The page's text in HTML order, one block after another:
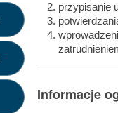
przypisanie
Informacje